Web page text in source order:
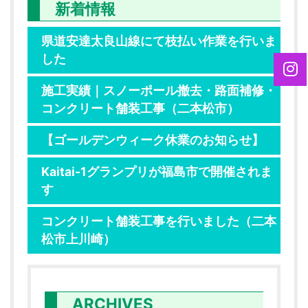
新着情報
県道安達太良山線にて枝払い作業を行いま
した
施工実績｜スノーポール撤去・路面補修・
コンクリート舗装工事（二本松市）
【ゴールデンウィーク休業のお知らせ】
Kaitai-1グランプリが福島市で開催されま
す
コンクリート舗装工事を行いました（二本
松市上川崎）
ARCHIVES